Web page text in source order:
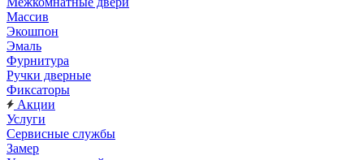
Массив
Экошпон
Эмаль
Фурнитура
Ручки дверные
Фиксаторы
Акции
Услуги
Сервисные службы
Замер